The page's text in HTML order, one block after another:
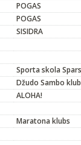
POGAS
POGAS
SISIDRA
Sporta skola Spars
Džudo Sambo
ALOHA!
Maratona klubs